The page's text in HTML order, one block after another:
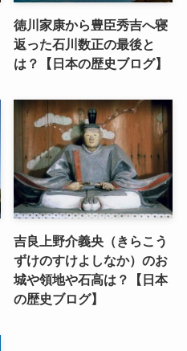
徳川家康から豊臣秀吉へ寝
返った石川数正の最後と
は？【日本の歴史ブログ】
吉良上野介義央（きらこう
ずけのすけよしなか）のお
城や領地や石高は？【日本
の歴史ブログ】